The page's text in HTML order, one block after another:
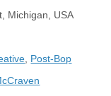
Michigan, USA
, Post-Bop